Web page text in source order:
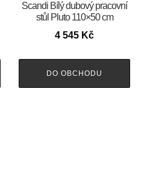
Scandi Bílý dubový pracovní
stůl Pluto 110×50 cm
4 545 Kč
DO OBCHODU